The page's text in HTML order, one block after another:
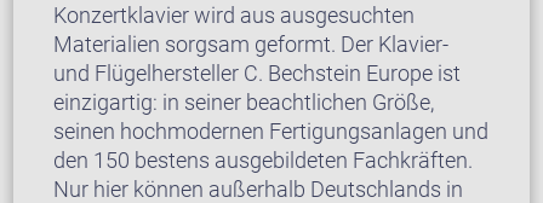
Konzertklavier wird aus ausgesuchten
Materialien sorgsam geformt. Der Klavier-
und Flügelhersteller C. Bechstein Europe ist
einzigartig: in seiner beachtlichen Größe,
seinen hochmodernen Fertigungsanlagen und
den 150 bestens ausgebildeten Fachkräften.
Nur hier können außerhalb Deutschlands in